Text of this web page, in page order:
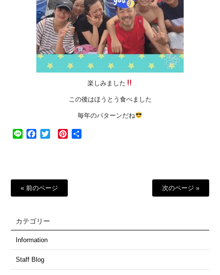
楽しみました
この後はほうとう食べました
毎年のパターンだね
Line Facebook
Twitter Pinterest
« 前のページ 次のページ »
カテゴリー
Information
Staff Blog